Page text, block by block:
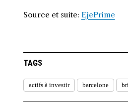
Source et suite: EjePrime
TAGS
actifs à investir barcelone